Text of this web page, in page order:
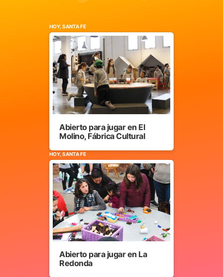
HOY, SANTA FE
Abierto para jugar en El
Molino, Fábrica Cultural
HOY, SANTA FE
Abierto para jugar en La
Redonda